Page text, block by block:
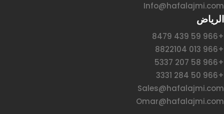
Info@hafalajmi.com
الرياض
+966 59 439 8479
+966 013 8822104
+966 58 207 5337
+966 50 284 3331
Sales@hafalajmi.com
Omar@hafalajmi.com